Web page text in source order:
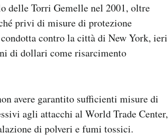
delle Torri Gemelle nel 2001, oltre
privi di misure di protezione
contro la città di New York, ieri
di dollari come risarcimento
avere garantito sufficienti misure di
agli attacchi al World Trade Center,
di polveri e fumi tossici.